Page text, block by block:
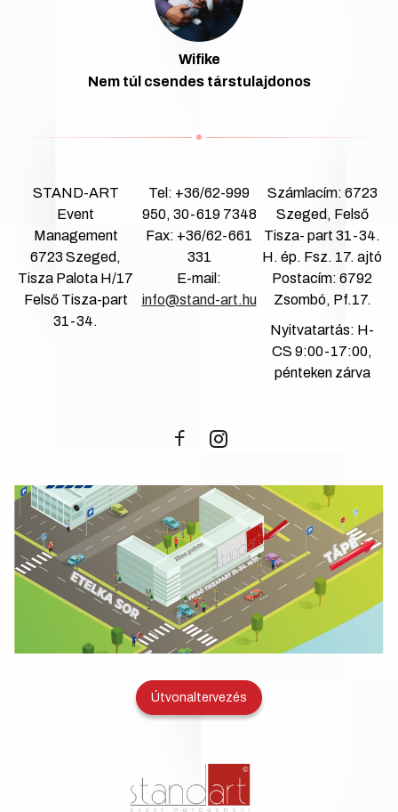
Wifike
Nem túl csendes társtulajdonos
STAND-ART
Event
Management
6723 Szeged,
Tisza Palota H/17
Felső Tisza-part
31-34.
Tel: +36/62-999
950, 30-619 7348
Fax: +36/62-661
331
E-mail:
info@stand-art.hu
Számlacím: 6723
Szeged, Felső
Tisza- part 31-34.
H. ép. Fsz. 17. ajtó
Postacím: 6792
Zsombó, Pf.17.
Nyitvatartás: H-
CS 9:00-17:00,
pénteken zárva
Útvonaltervezés